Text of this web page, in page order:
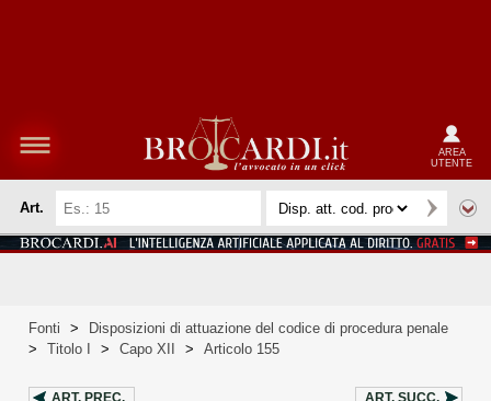
AREA
UTENTE
Art.
Fonti >
Disposizioni di attuazione del codice di procedura penale
>
Titolo I > Capo XII > Articolo 155
ART. PREC. ART. SUCC.